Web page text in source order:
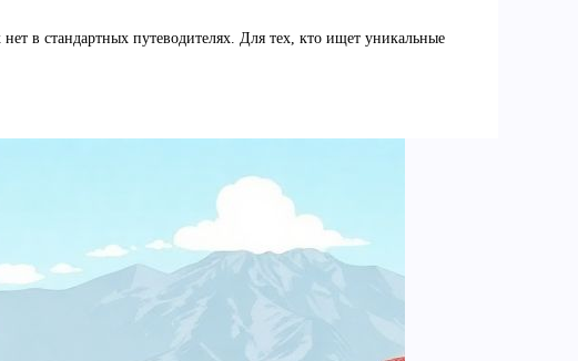
в стандартных путеводителях. Для тех, кто ищет уникальные